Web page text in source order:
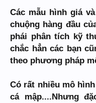
Các mẫu hình giá
chuộng hàng đầu
phái phân tích kỹ
chắc hẳn các bạn
theo phương pháp
Có rất nhiều mô
cá mập....Nhưng